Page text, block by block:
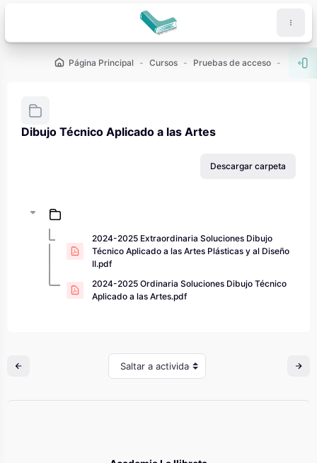
Página Principal Cursos Pruebas de acceso PAU -
Dibujo Técnico Aplicado a las Artes
Descargar carpeta
2024-2025 Extraordinaria Soluciones Dibujo
Técnico Aplicado a las Artes Plásticas y al Diseño
II.pdf
2024-2025 Ordinaria Soluciones Dibujo Técnico
Aplicado a las Artes.pdf
Saltar a actividad